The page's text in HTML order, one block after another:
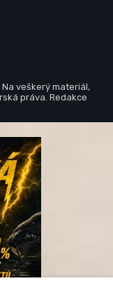
veškerý materiál,
práva. Redakce